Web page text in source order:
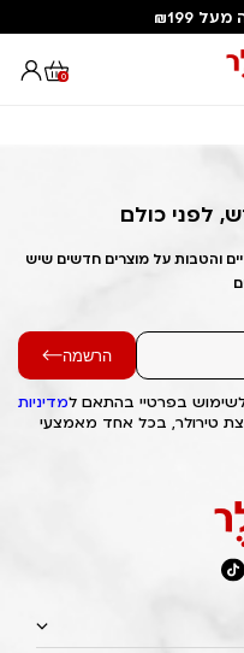
₪199
0 Out of Stock Alert
לפני כולם
והטבות על מוצרים חדשים שיש
הרשמה
בפרטיי בהתאם למדיניות
טירולר, בכל אחד מאמצעי